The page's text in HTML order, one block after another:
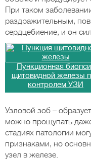
При таком
раздражительным,
сердцебиение, и он
Пункционная
щитовидной железы
контролем УЗИ
Узловой зоб –
можно прощупать
стадиях патологии
признаками, но
узел в железе.